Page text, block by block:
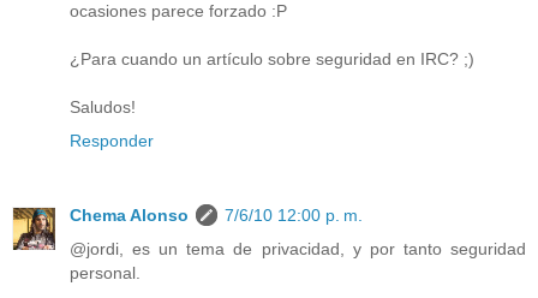
ocasiones parece forzado :P
¿Para cuando un artículo sobre seguridad en IRC? ;)
Saludos!
Responder
Chema Alonso
7/6/10 12:00 p. m.
@jordi, es un tema de privacidad, y por tanto seguridad
personal.